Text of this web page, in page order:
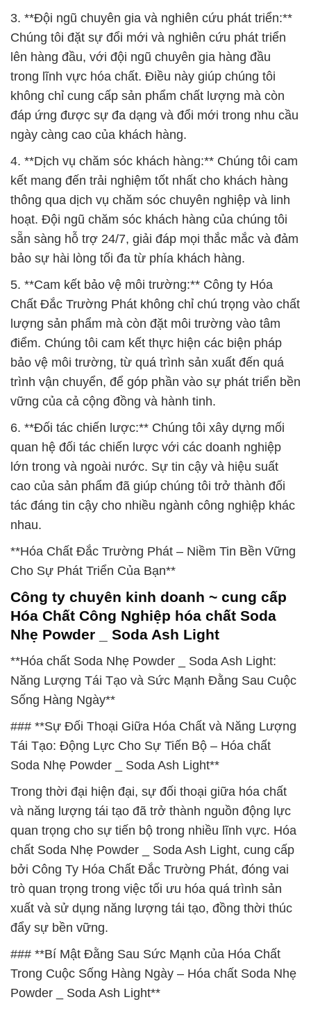
3. **Đội ngũ chuyên gia và nghiên cứu phát triển:**
Chúng tôi đặt sự đổi mới và nghiên cứu phát triển
lên hàng đầu, với đội ngũ chuyên gia hàng đầu
trong lĩnh vực hóa chất. Điều này giúp chúng tôi
không chỉ cung cấp sản phẩm chất lượng mà còn
đáp ứng được sự đa dạng và đổi mới trong nhu cầu
ngày càng cao của khách hàng.
4. **Dịch vụ chăm sóc khách hàng:** Chúng tôi cam
kết mang đến trải nghiệm tốt nhất cho khách hàng
thông qua dịch vụ chăm sóc chuyên nghiệp và linh
hoạt. Đội ngũ chăm sóc khách hàng của chúng tôi
sẵn sàng hỗ trợ 24/7, giải đáp mọi thắc mắc và đảm
bảo sự hài lòng tối đa từ phía khách hàng.
5. **Cam kết bảo vệ môi trường:** Công ty Hóa
Chất Đắc Trường Phát không chỉ chú trọng vào chất
lượng sản phẩm mà còn đặt môi trường vào tâm
điểm. Chúng tôi cam kết thực hiện các biện pháp
bảo vệ môi trường, từ quá trình sản xuất đến quá
trình vận chuyển, để góp phần vào sự phát triển bền
vững của cả cộng đồng và hành tinh.
6. **Đối tác chiến lược:** Chúng tôi xây dựng mối
quan hệ đối tác chiến lược với các doanh nghiệp
lớn trong và ngoài nước. Sự tin cậy và hiệu suất
cao của sản phẩm đã giúp chúng tôi trở thành đối
tác đáng tin cậy cho nhiều ngành công nghiệp khác
nhau.
**Hóa Chất Đắc Trường Phát – Niềm Tin Bền Vững
Cho Sự Phát Triển Của Bạn**
Công ty chuyên kinh doanh ~ cung cấp
Hóa Chất Công Nghiệp hóa chất Soda
Nhẹ Powder _ Soda Ash Light
**Hóa chất Soda Nhẹ Powder _ Soda Ash Light:
Năng Lượng Tái Tạo và Sức Mạnh Đằng Sau Cuộc
Sống Hàng Ngày**
### **Sự Đối Thoại Giữa Hóa Chất và Năng Lượng
Tái Tạo: Động Lực Cho Sự Tiến Bộ – Hóa chất
Soda Nhẹ Powder _ Soda Ash Light**
Trong thời đại hiện đại, sự đối thoại giữa hóa chất
và năng lượng tái tạo đã trở thành nguồn động lực
quan trọng cho sự tiến bộ trong nhiều lĩnh vực. Hóa
chất Soda Nhẹ Powder _ Soda Ash Light, cung cấp
bởi Công Ty Hóa Chất Đắc Trường Phát, đóng vai
trò quan trọng trong việc tối ưu hóa quá trình sản
xuất và sử dụng năng lượng tái tạo, đồng thời thúc
đẩy sự bền vững.
### **Bí Mật Đằng Sau Sức Mạnh của Hóa Chất
Trong Cuộc Sống Hàng Ngày – Hóa chất Soda Nhẹ
Powder _ Soda Ash Light**